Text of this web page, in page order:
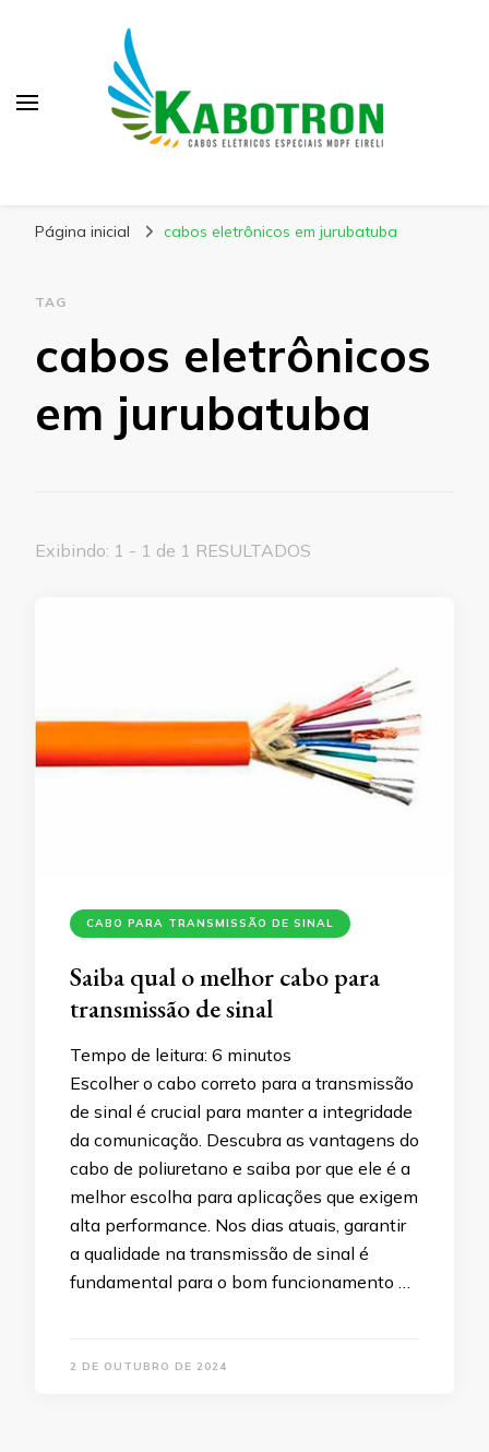
Página inicial cabos eletrônicos em jurubatuba
TAG
cabos eletrônicos
em jurubatuba
Exibindo: 1 - 1 de 1 RESULTADOS
CABO PARA TRANSMISSÃO DE SINAL
Saiba qual o melhor cabo para
transmissão de sinal
Tempo de leitura: 6 minutos
Escolher o cabo correto para a transmissão
de sinal é crucial para manter a integridade
da comunicação. Descubra as vantagens do
cabo de poliuretano e saiba por que ele é a
melhor escolha para aplicações que exigem
alta performance. Nos dias atuais, garantir
a qualidade na transmissão de sinal é
fundamental para o bom funcionamento …
2 DE OUTUBRO DE 2024